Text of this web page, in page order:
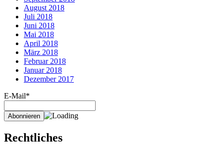
August 2018
Juli 2018
Juni 2018
Mai 2018
April 2018
März 2018
Februar 2018
Januar 2018
Dezember 2017
E-Mail*
Rechtliches